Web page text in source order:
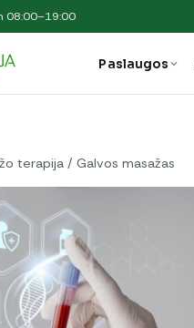
08:00–19:00
Paslaugos
terapija / Galvos masažas